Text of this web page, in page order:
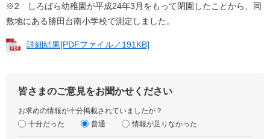
※2 しろばら幼稚園が平成24年3月をもって閉園したことから、同
敷地にある勝田台南小学校で測定しました。
詳細結果[PDFファイル／191KB]
皆さまのご意見をお聞かせください
お求めの情報が十分掲載されていましたか？
十分だった
普通 情報が足りなかった